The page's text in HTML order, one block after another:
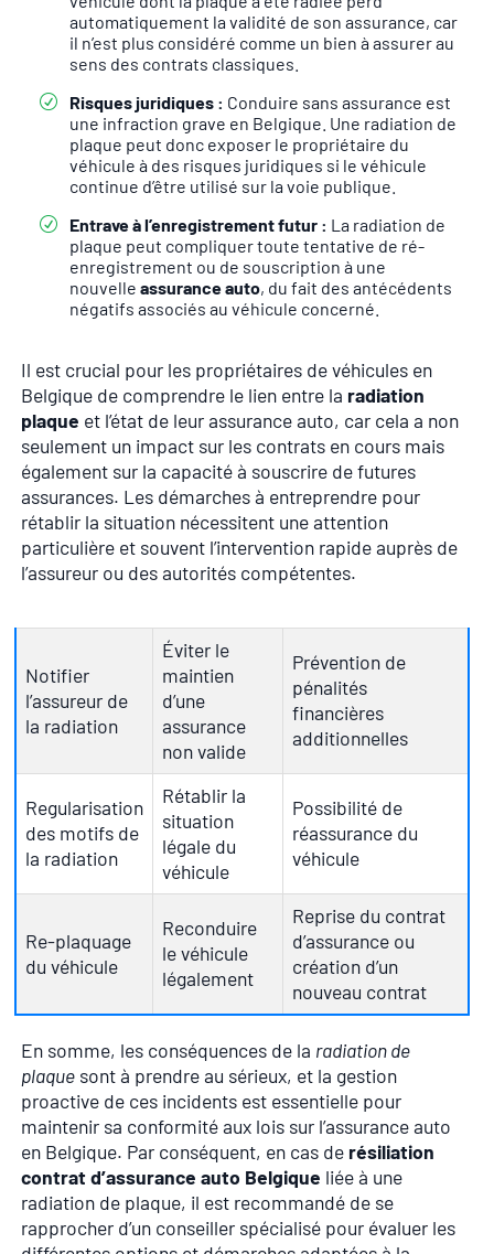
automatiquement la validité de son assurance, car
il n’est plus considéré comme un bien à assurer au
sens des contrats classiques.
Risques juridiques : Conduire sans assurance est
une infraction grave en Belgique. Une radiation de
plaque peut donc exposer le propriétaire du
véhicule à des risques juridiques si le véhicule
continue d’être utilisé sur la voie publique.
Entrave à l’enregistrement futur : La radiation de
plaque peut compliquer toute tentative de ré-
enregistrement ou de souscription à une
nouvelle assurance auto, du fait des antécédents
négatifs associés au véhicule concerné.
Il est crucial pour les propriétaires de véhicules en
Belgique de comprendre le lien entre la radiation
plaque et l’état de leur assurance auto, car cela a non
seulement un impact sur les contrats en cours mais
également sur la capacité à souscrire de futures
assurances. Les démarches à entreprendre pour
rétablir la situation nécessitent une attention
particulière et souvent l’intervention rapide auprès de
l’assureur ou des autorités compétentes.
Notifier
l’assureur de
la radiation
Éviter le
maintien
d’une
assurance
non valide
Prévention de
pénalités
financières
additionnelles
Regularisation
des motifs de
la radiation
Rétablir la
situation
légale du
véhicule
Possibilité de
réassurance du
véhicule
Re-plaquage
du véhicule
Reconduire
le véhicule
légalement
Reprise du contrat
d’assurance ou
création d’un
nouveau contrat
En somme, les conséquences de la radiation de
plaque sont à prendre au sérieux, et la gestion
proactive de ces incidents est essentielle pour
maintenir sa conformité aux lois sur l’assurance auto
en Belgique. Par conséquent, en cas de résiliation
contrat d’assurance auto Belgique liée à une
radiation de plaque, il est recommandé de se
rapprocher d’un conseiller spécialisé pour évaluer les